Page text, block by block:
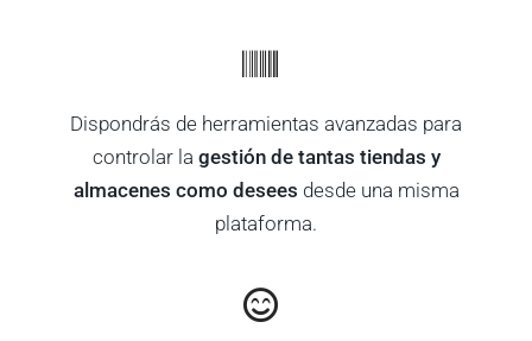
Dispondrás de herramientas avanzadas para
controlar la gestión de tantas tiendas y
almacenes como desees desde una misma
plataforma.